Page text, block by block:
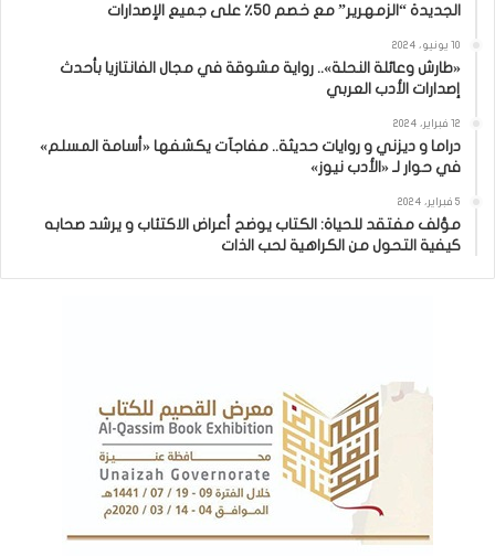
الجديدة “الزمهرير” مع خصم 50٪ على جميع الإصدارات
10 يونيو، 2024
«طارش وعائلة النحلة».. رواية مشوقة في مجال الفانتازيا بأحدث
إصدارات الأدب العربي
12 فبراير، 2024
دراما و ديزني و روايات حديثة.. مفاجآت يكشفها «أسامة المسلم»
في حوار لـ «الأدب نيوز»
5 فبراير، 2024
مؤلف مفتقد للحياة: الكتاب يوضح أعراض الاكتئاب و يرشد صحابه
كيفية التحول من الكراهية لحب الذات